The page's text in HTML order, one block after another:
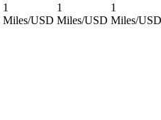
1
Miles/USD
1
Miles/USD
1
Miles/USD